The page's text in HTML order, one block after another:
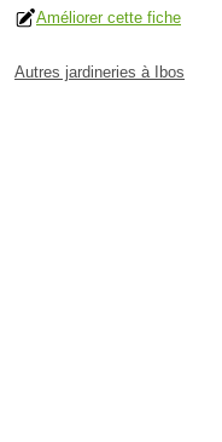
Améliorer cette fiche
Autres jardineries à Ibos